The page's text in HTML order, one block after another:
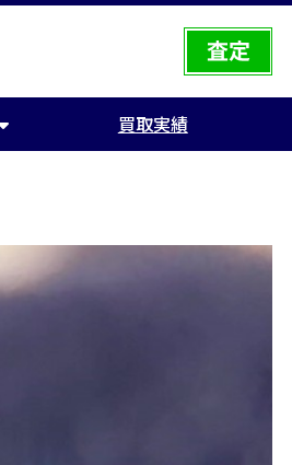
買取実績